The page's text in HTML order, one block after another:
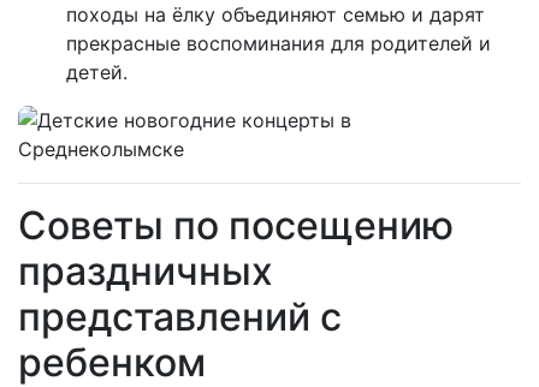
походы на ёлку объединяют семью и дарят
прекрасные воспоминания для родителей и
детей.
Советы по посещению
праздничных
представлений с
ребенком